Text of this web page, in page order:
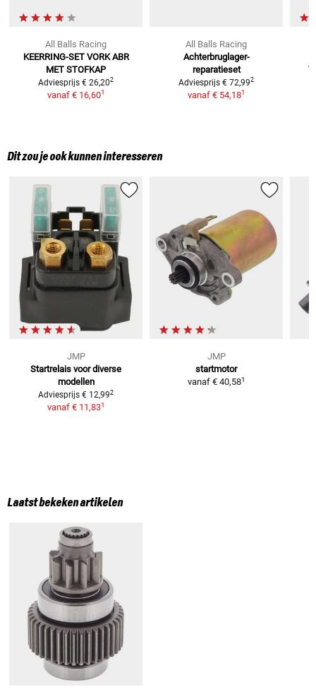
All Balls Racing
KEERRING-SET VORK ABR
MET STOFKAP
Adviesprijs € 26,202
vanaf € 16,601
All Balls Racing
Achterbruglager-
reparatieset
Adviesprijs € 72,992
vanaf € 54,181
Dit zou je ook kunnen interesseren
JMP
Startrelais voor diverse
modellen
Adviesprijs € 12,992
vanaf € 11,831
JMP
startmotor
vanaf € 40,581
Laatst bekeken artikelen